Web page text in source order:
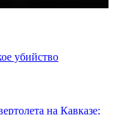
убийство
на Кавказе: